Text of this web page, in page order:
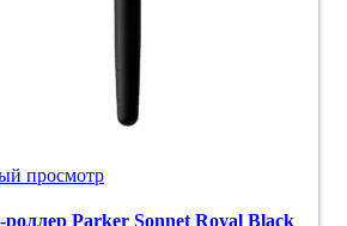
просмотр
роллер Parker Sonnet Royal Black